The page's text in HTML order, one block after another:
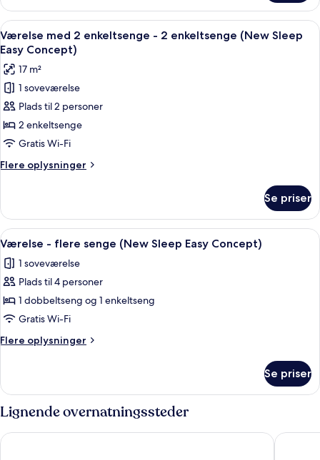
Concept)
-
dobbeltseng
(New
Sleep
Easy
Concept)
Indlæs
alle
billeder
af
Værelse
med
2
enkeltsenge
-
2
(New
Sleep
Easy
Concept)
Et hotelværelse med to senge, en
6
Værelse med 2 enkeltsenge - 2 enkeltsenge (New Sleep
Easy Concept)
17 m²
1 soveværelse
Plads til 2 personer
2 enkeltsenge
Gratis Wi-Fi
Flere oplysninger
Flere
med
enkeltsenge
2
enkeltsenge
Sleep
Easy
Se priser
Indlæs
alle
billeder
af
Værelse
-
flere
senge
Sleep
Easy
Concept)
Et hotelværelse med seng,
9
Værelse - flere senge (New Sleep Easy Concept)
1 soveværelse
Plads til 4 personer
1 dobbeltseng og 1 enkeltseng
Gratis Wi-Fi
Flere oplysninger
Flere
-
flere
senge
(New
Sleep
Se priser
Lignende overnatningssteder
ibis budget Zurich City West